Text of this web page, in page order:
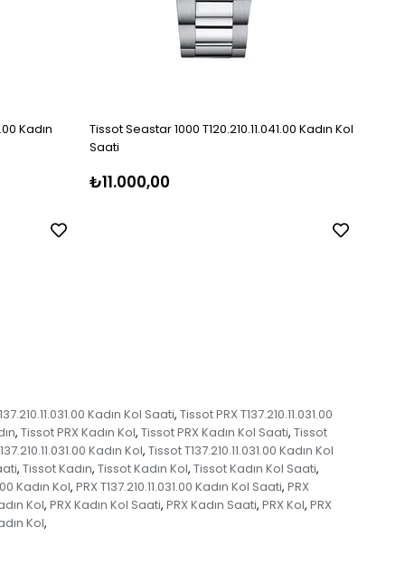
Kadın
Tissot Seastar 1000 T120.210.11.041.00 Kadın Kol
Saati
₺11.000,00
Kadın Kol Saati, Tissot PRX T137.210.11.031.00
, Tissot PRX Kadın Kol, Tissot PRX Kadın Kol Saati, Tissot
Kadın Kol, Tissot T137.210.11.031.00 Kadın Kol
, Tissot Kadın, Tissot Kadın Kol, Tissot Kadın Kol Saati,
Kadın Kol, PRX T137.210.11.031.00 Kadın Kol Saati, PRX
Kol, PRX Kadın Kol Saati, PRX Kadın Saati, PRX Kol, PRX
Kol,